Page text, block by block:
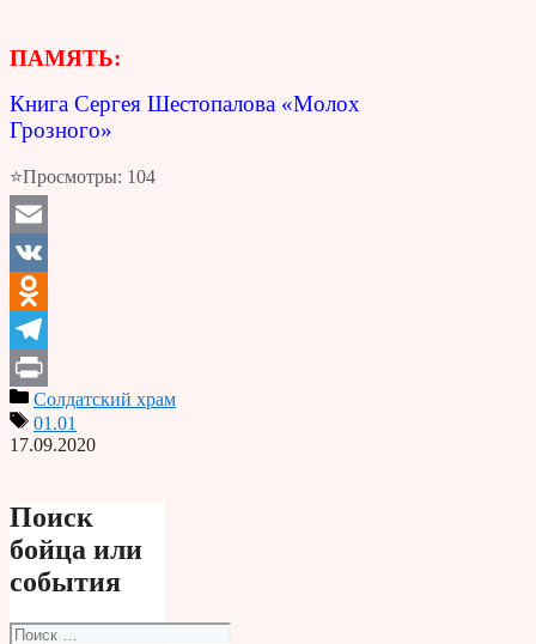
ПАМЯТЬ:
Книга Сергея Шестопалова «Молох
Грозного»
⭐Просмотры: 104
Email
VK
Odnoklassniki
Telegram
PrintСолдатский храм
01.01
17.09.2020
Поиск
бойца или
события
Поиск: